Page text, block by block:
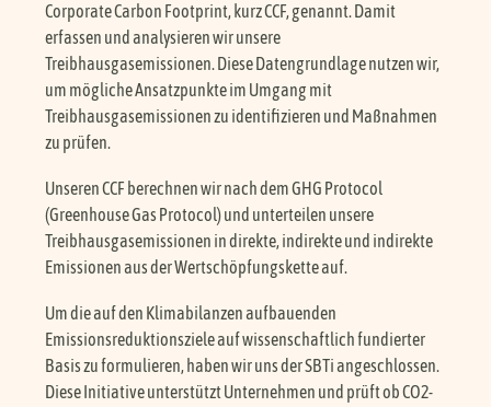
Corporate Carbon Footprint, kurz CCF, genannt. Damit
erfassen und analysieren wir unsere
Treibhausgasemissionen. Diese Datengrundlage nutzen wir,
um mögliche Ansatzpunkte im Umgang mit
Treibhausgasemissionen zu identifizieren und Maßnahmen
zu prüfen.
Unseren CCF berechnen wir nach dem GHG Protocol
(Greenhouse Gas Protocol) und unterteilen unsere
Treibhausgasemissionen in direkte, indirekte und indirekte
Emissionen aus der Wertschöpfungskette auf.
Um die auf den Klimabilanzen aufbauenden
Emissionsreduktionsziele auf wissenschaftlich fundierter
Basis zu formulieren, haben wir uns der SBTi angeschlossen.
Diese Initiative unterstützt Unternehmen und prüft ob CO2-